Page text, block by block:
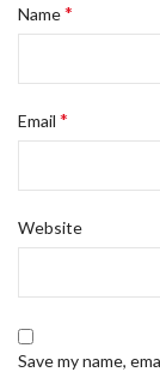
Name*
Email *
Website
Save my name,